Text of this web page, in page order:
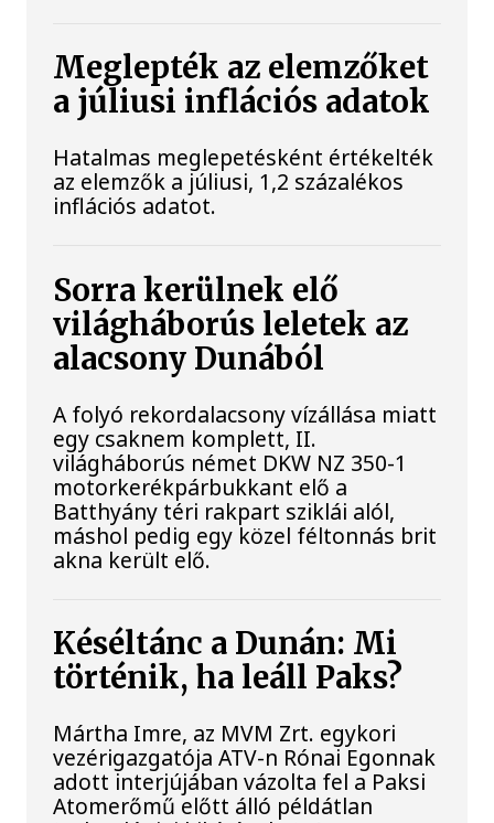
Meglepték az elemzőket
a júliusi inflációs adatok
Hatalmas meglepetésként értékelték
az elemzők a júliusi, 1,2 százalékos
inflációs adatot.
Sorra kerülnek elő
világháborús leletek az
alacsony Dunából
A folyó rekordalacsony vízállása miatt
egy csaknem komplett, II.
világháborús német DKW NZ 350-1
motorkerékpárbukkant elő a
Batthyány téri rakpart sziklái alól,
máshol pedig egy közel féltonnás brit
akna került elő.
Késéltánc a Dunán: Mi
történik, ha leáll Paks?
Mártha Imre, az MVM Zrt. egykori
vezérigazgatója ATV-n Rónai Egonnak
adott interjújában vázolta fel a Paksi
Atomerőmű előtt álló példátlan